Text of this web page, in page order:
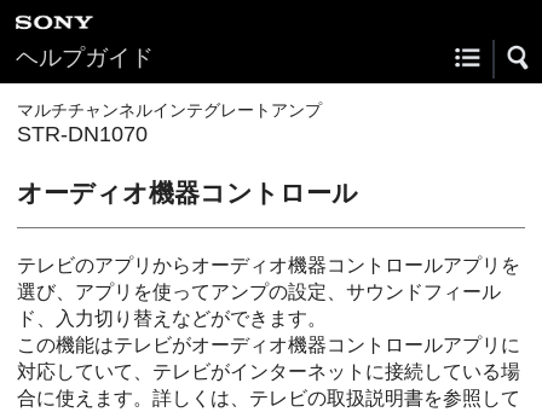
ヘルプガイド
マルチチャンネルインテグレートアンプ
STR-DN1070
オーディオ機器コントロール
テレビのアプリからオーディオ機器コントロールアプリを
選び、アプリを使ってアンプの設定、サウンドフィール
ド、入力切り替えなどができます。
この機能はテレビがオーディオ機器コントロールアプリに
対応していて、テレビがインターネットに接続している場
合に使えます。詳しくは、テレビの取扱説明書を参照して